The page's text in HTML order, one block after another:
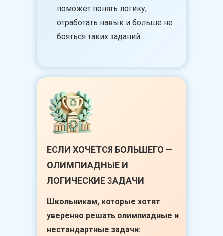
Школьникам, которые хотят
уверенно решать олимпиадные и
нестандартные задачи:
ЕСЛИ ХОЧЕТСЯ БОЛЬШЕГО —
ОЛИМПИАДНЫЕ И
ЛОГИЧЕСКИЕ ЗАДАЧИ
поможет понять логику,
отработать навык и больше не
бояться таких заданий.